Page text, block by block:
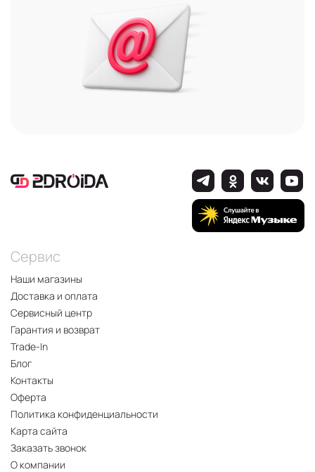
Сервис
Наши магазины
Доставка и оплата
Сервисный центр
Гарантия и возврат
Trade-In
Блог
Контакты
Оферта
Политика конфиденциальности
Карта сайта
Заказать звонок
О компании